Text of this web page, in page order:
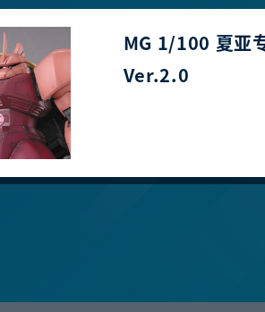
MG 1/100 夏亚
Ver.2.0